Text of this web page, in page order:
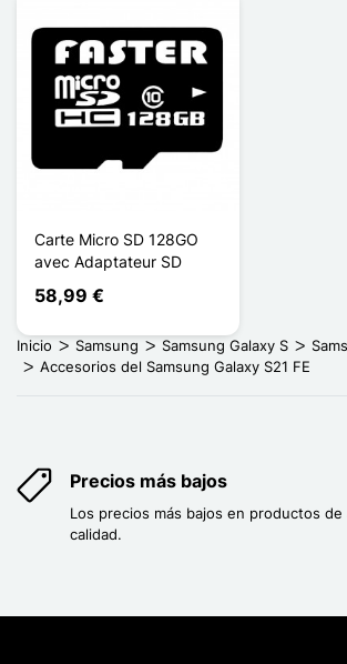
Carte Micro SD 128GO
avec Adaptateur SD
58,99 €
Inicio Samsung Samsung Galaxy S
Accesorios del Samsung Galaxy S21 FE
Precios más bajos
Los precios más bajos en productos de
calidad.